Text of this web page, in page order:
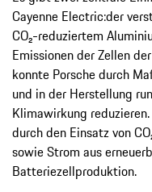
Cayenne Electric:der
CO₂-reduziertem
Emissionen der Zellen
konnte Porsche durch
und in der Herstellung
Klimawirkung
durch den Einsatz von
sowie Strom aus
Batteriezellproduktion.